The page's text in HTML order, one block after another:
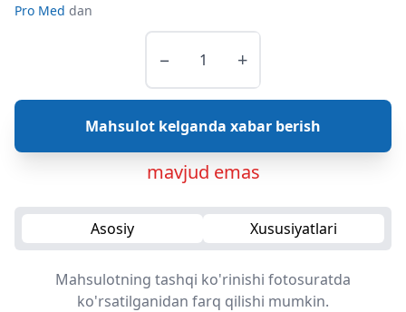
Pro Med dan
− +
Mahsulot kelganda xabar berish
mavjud emas
Asosiy Xususiyatlari
Mahsulotning tashqi ko'rinishi fotosuratda
ko'rsatilganidan farq qilishi mumkin.